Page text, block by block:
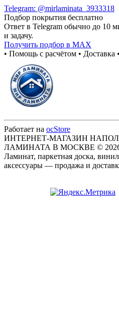
Telegram: @mirlaminata_3933318
Подбор покрытия бесплатно
Ответ в Telegram обычно до 10
и задачу.
Получить подбор в MAX
• Помощь с расчётом • Доставка
Работает на ocStore
ИНТЕРНЕТ-МАГАЗИН
ЛАМИНАТА В МОСКВЕ ©
Ламинат, паркетная доска,
аксессуары — продажа и